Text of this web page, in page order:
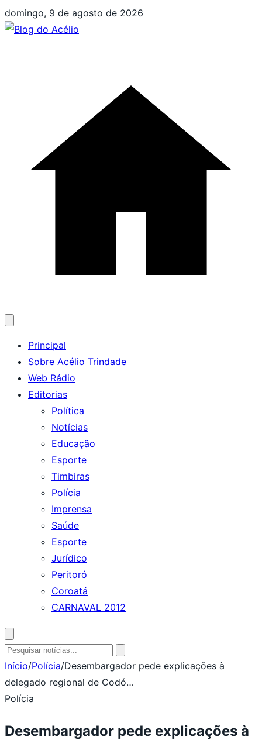
Pular
para
domingo, 9 de agosto de 2026
menu
Principal
Sobre Acélio Trindade
Web Rádio
Editorias
Política
Notícias
Educação
Esporte
Timbiras
Polícia
Imprensa
Saúde
Esporte
Jurídico
Peritoró
Coroatá
CARNAVAL 2012
busca
Pesquisar
por:
Início/Polícia/Desembargador pede explicações à
delegado regional de Codó…
Polícia
Desembargador pede explicações à